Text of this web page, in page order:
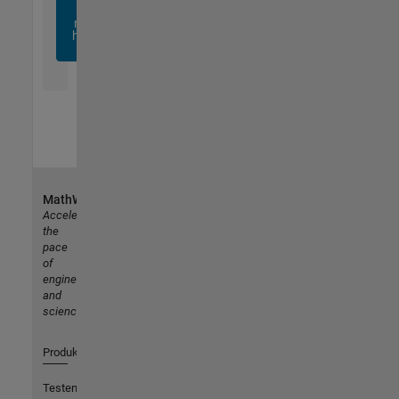
noch
heute
MathWorks
Accelerating
the
pace
of
engineering
and
science
Produkte
Testen oder Kaufen